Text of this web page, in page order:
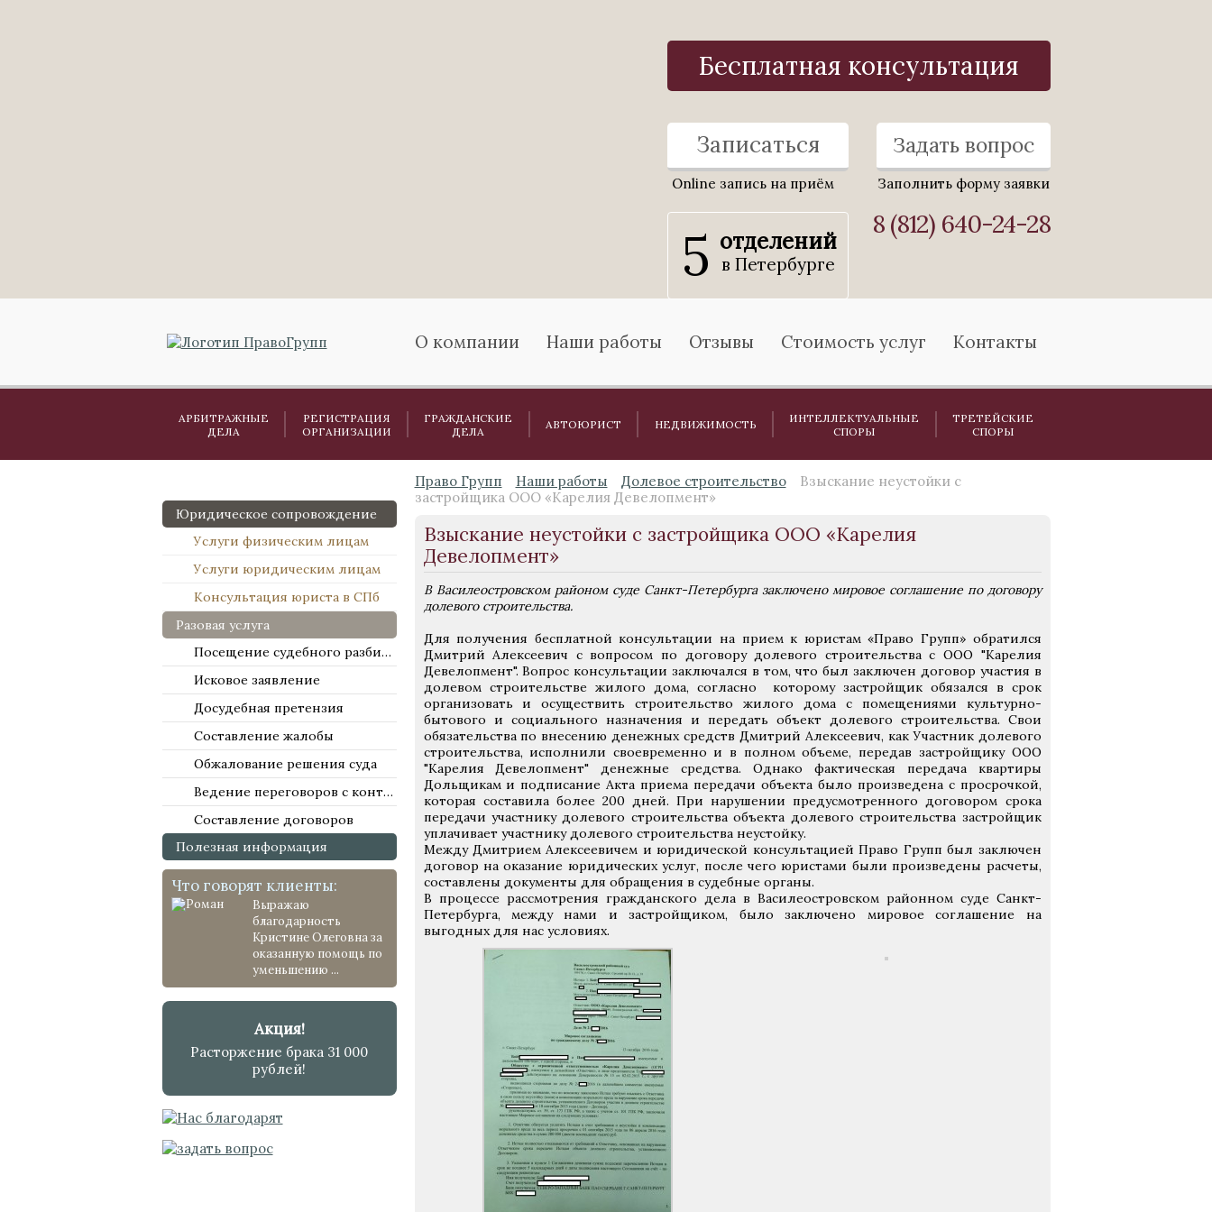
Бесплатная консультация
Записаться
Online запись на приём
Задать вопрос
Заполнить форму заявки
5 отделений
в Петербурге
8 (812) 640-24-28
О компании Наши работы Отзывы Стоимость услуг Контакты
АРБИТРАЖНЫЕ
ДЕЛА
РЕГИСТРАЦИЯ
ОРГАНИЗАЦИИ
ГРАЖДАНСКИЕ
ДЕЛА
АВТОЮРИСТ НЕДВИЖИМОСТЬ
ИНТЕЛЛЕКТУАЛЬНЫЕ
СПОРЫ
ТРЕТЕЙСКИЕ
СПОРЫ
Юридическое сопровождение
Услуги физическим лицам
Услуги юридическим лицам
Консультация юриста в СПб
Разовая услуга
Посещение судебного разбирательства
Исковое заявление
Досудебная претензия
Составление жалобы
Обжалование решения суда
Ведение переговоров с контрагентами
Составление договоров
Полезная информация
Что говорят клиенты:
Выражаю
благодарность
Кристине Олеговна за
оказанную помощь по
уменьшению ...
Акция!
Расторжение брака 31 000
рублей!
Право Групп Наши работы Долевое строительство
Взыскание неустойки с
застройщика ООО «Карелия Девелопмент»
Взыскание неустойки с застройщика ООО «Карелия
Девелопмент»
В Василеостровском районом суде Санкт-Петербурга заключено мировое соглашение по договору
долевого строительства.
Для получения бесплатной консультации на прием к юристам «Право Групп» обратился
Дмитрий Алексеевич с вопросом по договору долевого строительства с ООО "Карелия
Девелопмент". Вопрос консультации заключался в том, что был заключен договор участия в
долевом строительстве жилого дома, согласно которому застройщик обязался в срок
организовать и осуществить строительство жилого дома с помещениями культурно-
бытового и социального назначения и передать объект долевого строительства. Свои
обязательства по внесению денежных средств Дмитрий Алексеевич, как Участник долевого
строительства, исполнили своевременно и в полном объеме, передав застройщику ООО
"Карелия Девелопмент" денежные средства. Однако фактическая передача квартиры
Дольщикам и подписание Акта приема передачи объекта было произведена с просрочкой,
которая составила более 200 дней. При нарушении предусмотренного договором срока
передачи участнику долевого строительства объекта долевого строительства застройщик
уплачивает участнику долевого строительства неустойку.
Между Дмитрием Алексеевичем и юридической консультацией Право Групп был заключен
договор на оказание юридических услуг, после чего юристами были произведены расчеты,
составлены документы для обращения в судебные органы.
В процессе рассмотрения гражданского дела в Василеостровском районном суде Санкт-
Петербурга, между нами и застройщиком, было заключено мировое соглашение на
выгодных для нас условиях.